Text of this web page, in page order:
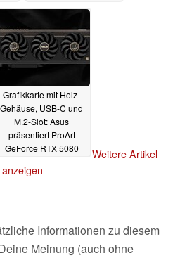
Grafikkarte mit Holz-
Gehäuse, USB-C und
M.2-Slot: Asus
präsentiert ProArt
GeForce RTX 5080
Weitere Artikel
anzeigen
Informationen zu diesem
Meinung (auch ohne